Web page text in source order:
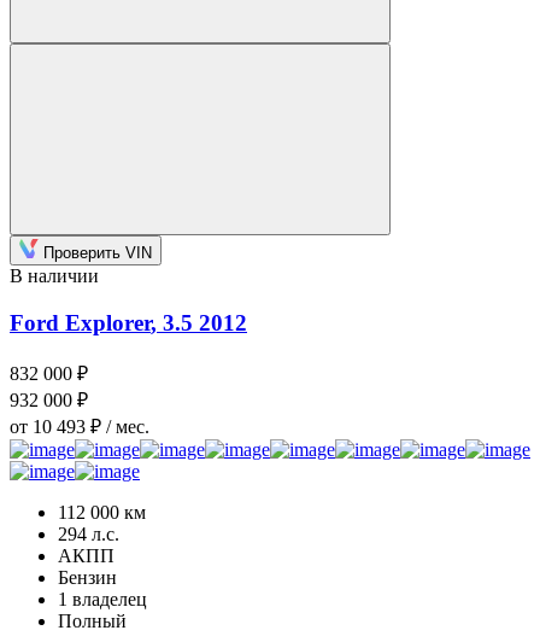
Проверить VIN
В наличии
Ford Explorer, 3.5 2012
832 000 ₽
932 000 ₽
от 10 493 ₽ / мес.
112 000 км
294 л.с.
АКПП
Бензин
1 владелец
Полный